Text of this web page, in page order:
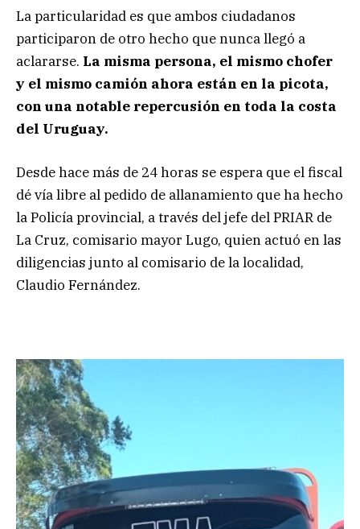
La particularidad es que ambos ciudadanos
participaron de otro hecho que nunca llegó a
aclararse. La misma persona, el mismo chofer
y el mismo camión ahora están en la picota,
con una notable repercusión en toda la costa
del Uruguay.
Desde hace más de 24 horas se espera que el fiscal
dé vía libre al pedido de allanamiento que ha hecho
la Policía provincial, a través del jefe del PRIAR de
La Cruz, comisario mayor Lugo, quien actuó en las
diligencias junto al comisario de la localidad,
Claudio Fernández.